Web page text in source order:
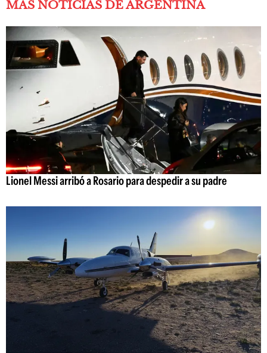
MÁS NOTICIAS DE ARGENTINA
Lionel Messi arribó a Rosario para despedir a su padre